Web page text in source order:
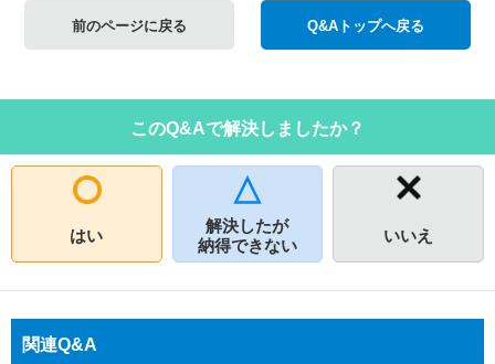
前のページに戻る Q&Aトップへ戻る
このQ&Aで解決しましたか？
はい
解決したが
納得できない
いいえ
関連Q&A